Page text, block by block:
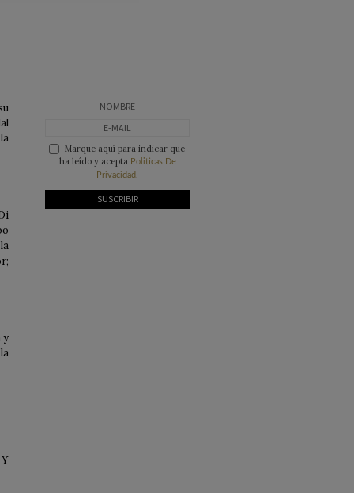
y
Marque aquí para indicar que
ha leído y acepta Politicas De
Privacidad.